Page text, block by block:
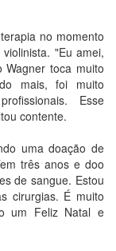
no momento
"Eu amei,
toca muito
mais, foi muito
Esse
contente.
uma doação de
três anos e doo
de sangue. Estou
cirurgias. É muito
um Feliz Natal e